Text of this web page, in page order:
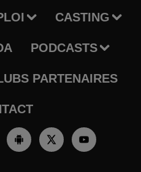
CASTING
PODCASTS
PARTENAIRES